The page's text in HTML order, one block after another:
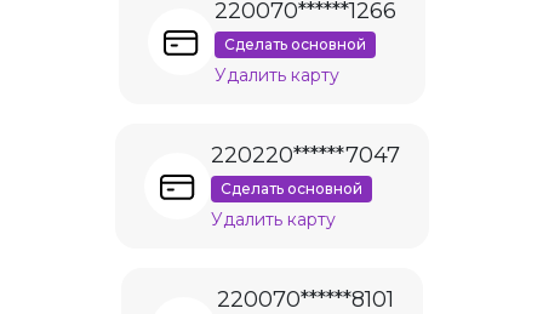
220070******1266
Сделать основной
Удалить карту
220220******7047
Сделать основной
Удалить карту
220070******8101